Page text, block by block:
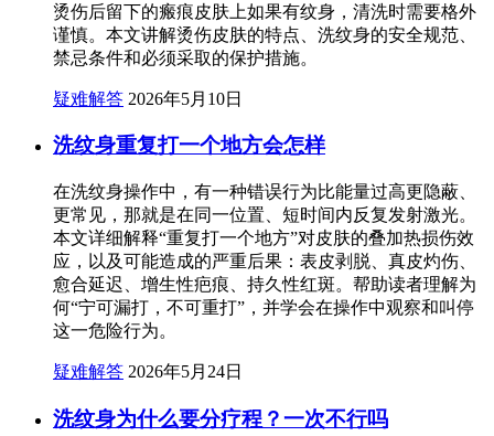
烫伤后留下的瘢痕皮肤上如果有纹身，清洗时需要格外
谨慎。本文讲解烫伤皮肤的特点、洗纹身的安全规范、
禁忌条件和必须采取的保护措施。
疑难解答 2026年5月10日
洗纹身重复打一个地方会怎样
在洗纹身操作中，有一种错误行为比能量过高更隐蔽、
更常见，那就是在同一位置、短时间内反复发射激光。
本文详细解释“重复打一个地方”对皮肤的叠加热损伤效
应，以及可能造成的严重后果：表皮剥脱、真皮灼伤、
愈合延迟、增生性疤痕、持久性红斑。帮助读者理解为
何“宁可漏打，不可重打”，并学会在操作中观察和叫停
这一危险行为。
疑难解答 2026年5月24日
洗纹身为什么要分疗程？一次不行吗